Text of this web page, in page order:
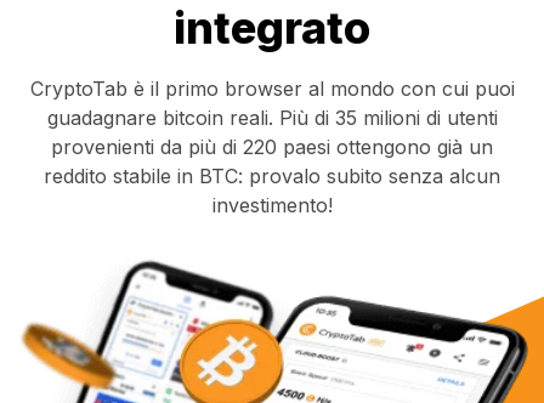
integrato
CryptoTab è il primo browser al mondo con cui puoi
guadagnare bitcoin reali. Più di 35 milioni di utenti
provenienti da più di 220 paesi ottengono già un
reddito stabile in BTC: provalo subito senza alcun
investimento!